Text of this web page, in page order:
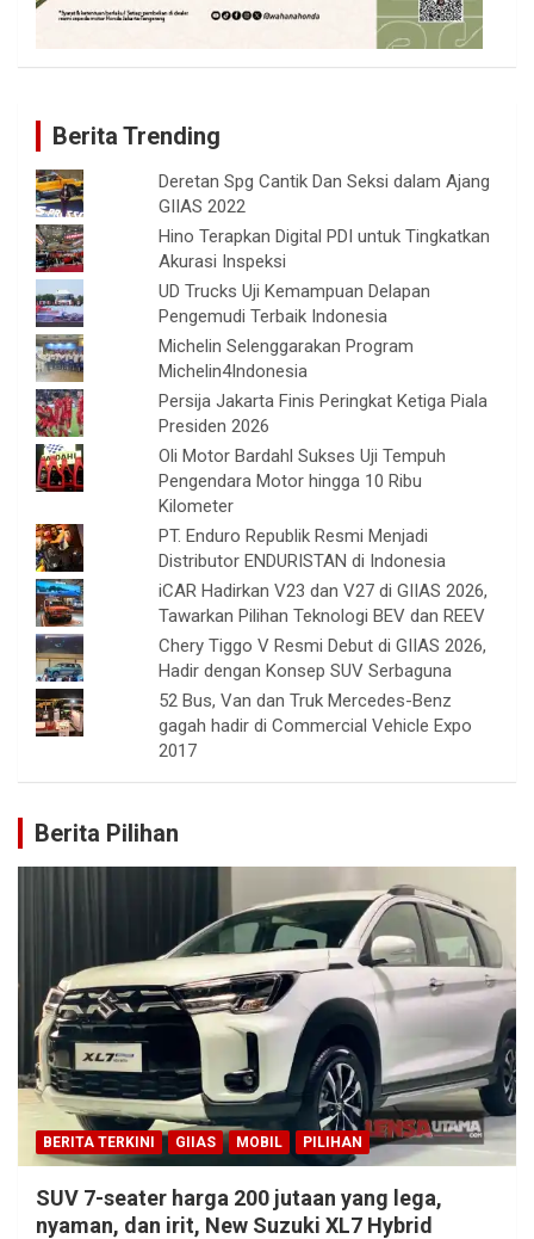
Berita Trending
Deretan Spg Cantik Dan Seksi dalam Ajang
GIIAS 2022
Hino Terapkan Digital PDI untuk Tingkatkan
Akurasi Inspeksi
UD Trucks Uji Kemampuan Delapan
Pengemudi Terbaik Indonesia
Michelin Selenggarakan Program
Michelin4Indonesia
Persija Jakarta Finis Peringkat Ketiga Piala
Presiden 2026
Oli Motor Bardahl Sukses Uji Tempuh
Pengendara Motor hingga 10 Ribu
Kilometer
PT. Enduro Republik Resmi Menjadi
Distributor ENDURISTAN di Indonesia
iCAR Hadirkan V23 dan V27 di GIIAS 2026,
Tawarkan Pilihan Teknologi BEV dan REEV
Chery Tiggo V Resmi Debut di GIIAS 2026,
Hadir dengan Konsep SUV Serbaguna
52 Bus, Van dan Truk Mercedes-Benz
gagah hadir di Commercial Vehicle Expo
2017
Berita Pilihan
BERITA TERKINI GIIAS MOBIL PILIHAN
SUV 7-seater harga 200 jutaan yang lega,
nyaman, dan irit, New Suzuki XL7 Hybrid